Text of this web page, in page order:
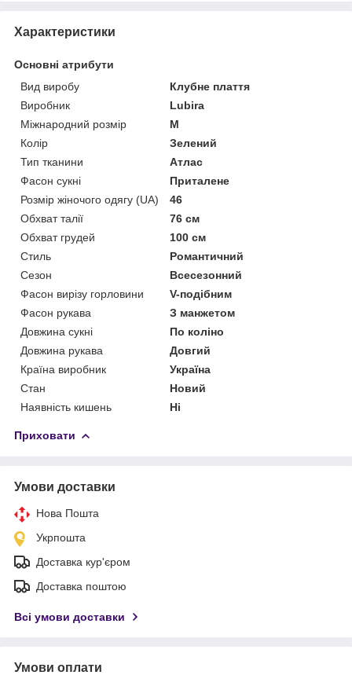
Характеристики
Основні атрибути
Вид виробу
Клубне плаття
Виробник
Lubira
Міжнародний розмір
M
Колір
Зелений
Тип тканини
Атлас
Фасон сукні
Приталене
Розмір жіночого одягу (UA)
46
Обхват талії
76 см
Обхват грудей
100 см
Стиль
Романтичний
Сезон
Всесезонний
Фасон вирізу горловини
V-подібним
Фасон рукава
З манжетом
Довжина сукні
По коліно
Довжина рукава
Довгий
Країна виробник
Україна
Стан
Новий
Наявність кишень
Ні
Приховати
Умови доставки
Нова Пошта
Укрпошта
Доставка кур'єром
Доставка поштою
Всі умови доставки
Умови оплати